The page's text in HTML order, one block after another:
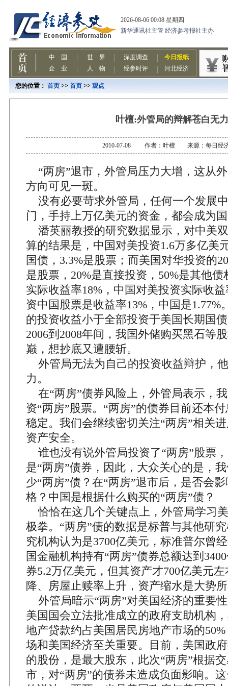
您的位置： 首页 >> 首页 >> 观点
叶檀:外管局的辩解苍白无力
2010-07-08 作者：叶檀 来源：每日经
“两房”退市，外管局压力大增，这从
方向可见一斑。
没有必要苛求外管局，任何一个发展
门，手持上万亿美元的资金，都会成为
潘英丽教授的研究数据显示，对中美
算的结果是，中国对美投资1.6万多亿美
国债，3.3%是股票；而美国对华投资的
是股票，20%是直接投资，50%是其他
实际收益率18%，中国对美投资实际收
资中国股票是收益率13%，中国是1.77%
的投资收益小于全部投资于美国长期国
2006到2008年间，我国外储购买黑石等
巅，想抄底又遭腰斩。
外管局无法为自己的投资收益辩护，
力。
在“两房”债券风险上，外管局表示，
资“两房”股票。“两房”的债券目前还本
稳定。我们会继续密切关注“两房”相关
资产安全。
谁也没有说外管局投资了“两房”股票
是“两房”债券，因此，大众关心的是，
少“两房”债？在“两房”退市后，是否会
格？中国是根据什么购买的“两房”债？
恰恰在这几个关键点上，外管局学习
极拳。“两房”债的数据是标普与其他研
究机构认为是3700亿美元，标准普尔曾
国金融机构持有“两房”债券总额达到
券5.2万亿美元，但其资产才700亿美元
降、房屋止赎率上升，资产缩水是大势
外管局暗示“两房”对美国经济的重要
美国国会立法批准成立的政府支助机构
地产贷款约占美国居民房地产市场的
场和美国经济至关重要。目前，美国政
的股份，是最大股东，此次“两房”根据
市，对“两房”的债券未造成负面影响。